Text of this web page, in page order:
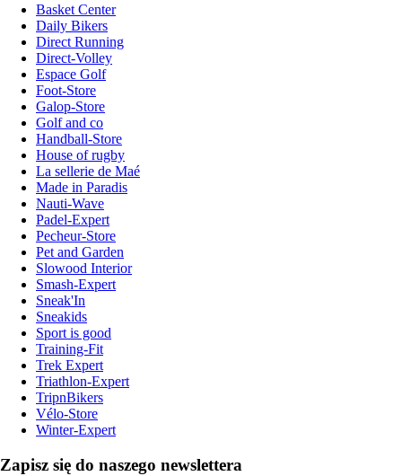
Basket Center
Daily Bikers
Direct Running
Direct-Volley
Espace Golf
Foot-Store
Galop-Store
Golf and co
Handball-Store
House of rugby
La sellerie de Maé
Made in Paradis
Nauti-Wave
Padel-Expert
Pecheur-Store
Pet and Garden
Slowood Interior
Smash-Expert
Sneak'In
Sneakids
Sport is good
Training-Fit
Trek Expert
Triathlon-Expert
TripnBikers
Vélo-Store
Winter-Expert
Zapisz się do naszego newslettera